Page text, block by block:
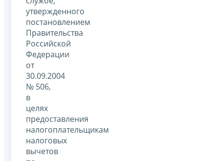
утвержденного
постановлением
Правительства
Российской
Федерации
от
30.09.2004
№ 506,
в
целях
предоставления
налогоплательщикам
налоговых
вычетов